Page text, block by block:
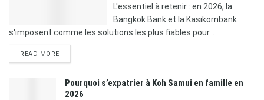
L'essentiel à retenir : en 2026, la
Bangkok Bank et la Kasikornbank
s'imposent comme les solutions les plus fiables pour...
READ MORE
Pourquoi s’expatrier à Koh Samui en famille en
2026